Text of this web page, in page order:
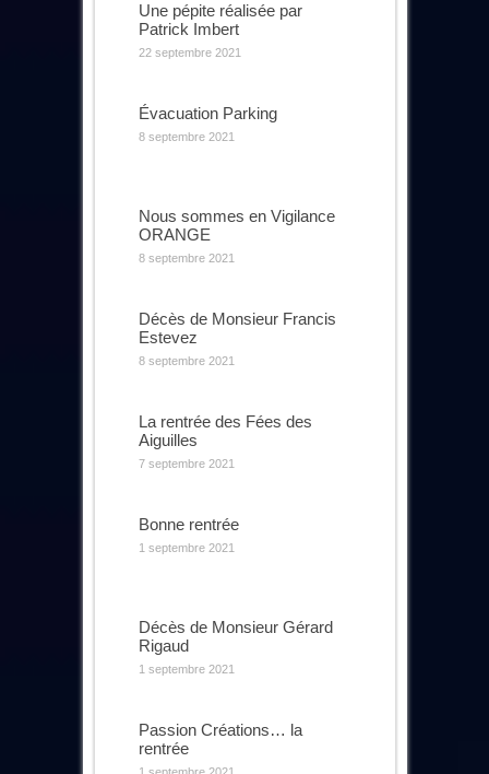
Une pépite réalisée par
Patrick Imbert
22 septembre 2021
Évacuation Parking
8 septembre 2021
Nous sommes en Vigilance
ORANGE
8 septembre 2021
Décès de Monsieur Francis
Estevez
8 septembre 2021
La rentrée des Fées des
Aiguilles
7 septembre 2021
Bonne rentrée
1 septembre 2021
Décès de Monsieur Gérard
Rigaud
1 septembre 2021
Passion Créations… la
rentrée